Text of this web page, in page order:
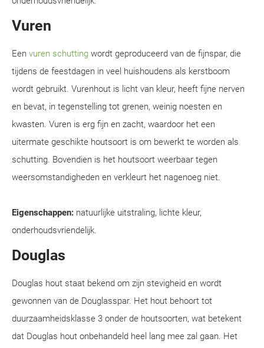
Vuren
Een vuren schutting wordt geproduceerd van de fijnspar, die
tijdens de feestdagen in veel huishoudens als kerstboom
wordt gebruikt. Vurenhout is licht van kleur, heeft fijne nerven
en bevat, in tegenstelling tot grenen, weinig noesten en
kwasten. Vuren is erg fijn en zacht, waardoor het een
uitermate geschikte houtsoort is om bewerkt te worden als
schutting. Bovendien is het houtsoort weerbaar tegen
weersomstandigheden en verkleurt het nagenoeg niet.
Eigenschappen: natuurlijke uitstraling, lichte kleur,
onderhoudsvriendelijk.
Douglas
Douglas hout staat bekend om zijn stevigheid en wordt
gewonnen van de Douglasspar. Het hout behoort tot
duurzaamheidsklasse 3 onder de houtsoorten, wat betekent
dat Douglas hout onbehandeld heel lang mee zal gaan. Het